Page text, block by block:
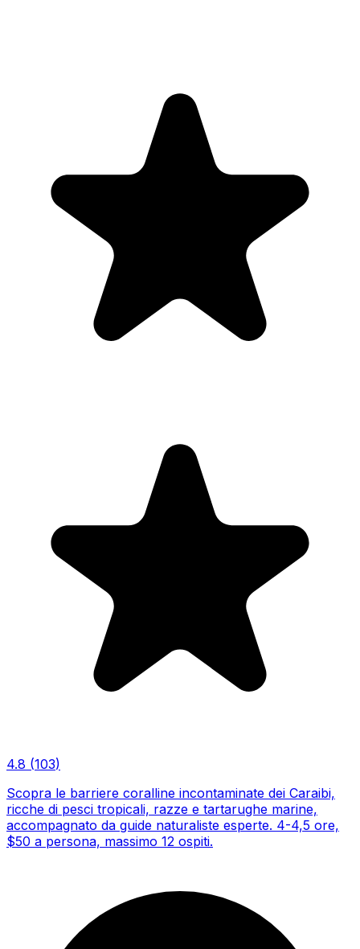
4.8 (103)
Scopra le barriere coralline incontaminate dei Caraibi,
ricche di pesci tropicali, razze e tartarughe marine,
accompagnato da guide naturaliste esperte. 4-4,5 ore,
$50 a persona, massimo 12 ospiti.